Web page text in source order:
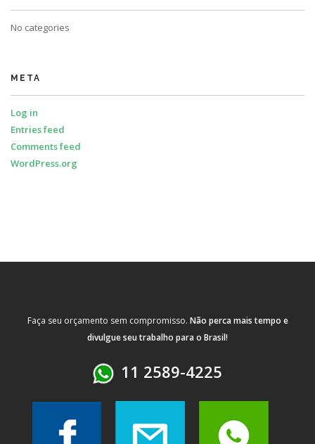
No categories
META
Log in
Entries feed
Comments feed
WordPress.org
Faça seu orçamento sem compromisso. Não perca mais tempo e
divulgue seu trabalho para o Brasil!
11 2589-4225